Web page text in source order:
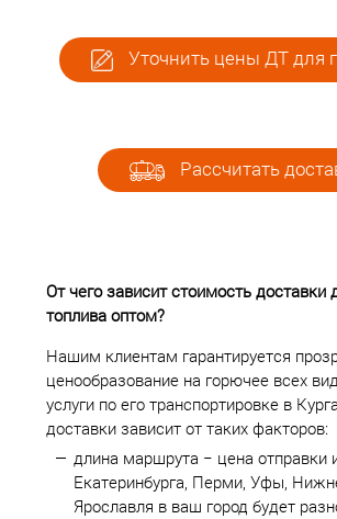
Уточнить цены ДТ для
Рассчитать
От чего зависит стоимость доставки
топлива оптом?
Нашим клиентам гарантируется
ценообразование на горючее всех
услуги по его транспортировке в
доставки зависит от таких факторов:
длина маршрута − цена отправки
Екатеринбурга, Перми, Уфы,
Ярославля в ваш город будет